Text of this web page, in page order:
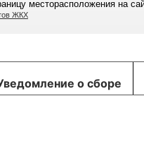
месторасположения на
ЖКХ
о сборе